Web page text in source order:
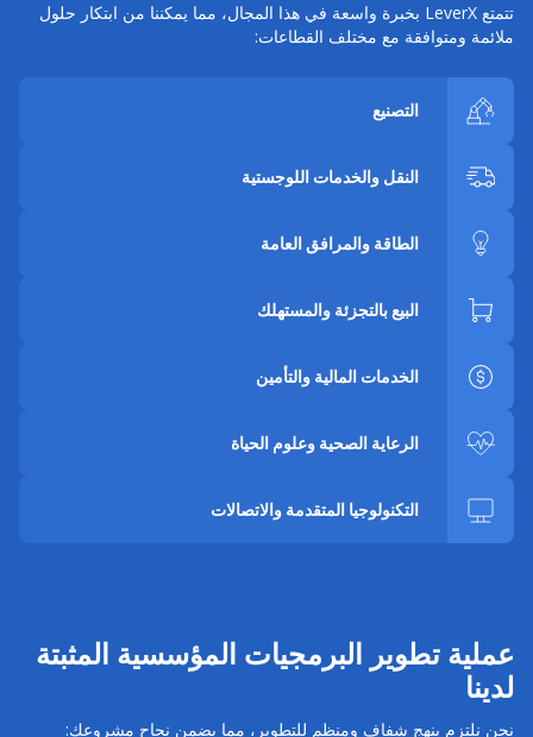
تتمتع LeverX بخبرة واسعة في هذا المجال، مما يمكننا من ابتكار حلول
ملائمة ومتوافقة مع مختلف القطاعات:
التصنيع
النقل والخدمات اللوجستية
الطاقة والمرافق العامة
البيع بالتجزئة والمستهلك
الخدمات المالية والتأمين
الرعاية الصحية وعلوم الحياة
التكنولوجيا المتقدمة والاتصالات
عملية تطوير البرمجيات المؤسسية المثبتة
لدينا
نحن نلتزم بنهج شفاف ومنظم للتطوير، مما يضمن نجاح مشروعك: